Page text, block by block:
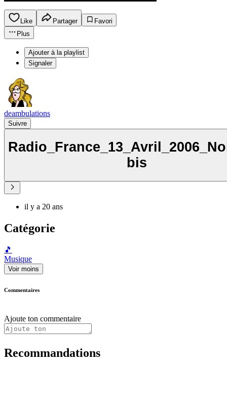
Like Partager
Favori
Plus
Ajouter à la playlist
Signaler
deambulations
Suivre
bis
il y a 20 ans
Catégorie
🎵
Musique
Voir moins
Commentaires
Ajoute ton commentaire
Recommandations